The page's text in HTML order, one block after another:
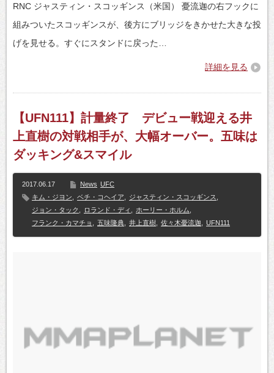
RNC ジャスティン・スコッギンス（米国） 憂流迦の右フックに
組みついたスコッギンスが、後方にブリッジをきかせた大きな投
げを見せる。すぐにスタンドに戻った…
詳細を見る
【UFN111】計量終了 デビュー戦迎える井
上直樹の対戦相手が、大幅オーバー。五味は
ダッキング&スマイル
2017.06.17 News UFC
キム・ジヨン
ベチ・コヘイア ジャスティン・スコッギンス
ジョン・タック
ロランド・ディ ホーリー・ホルム
フランク・カマチョ
五味隆典 井上直樹 佐々木憂流迦 UFN111